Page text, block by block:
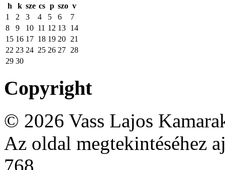
h
k sze cs p szo v
1
2 3 4 5 6
7
8
9 10 11 12 13 14
15 16 17 18 19 20 21
22 23 24 25 26 27 28
29 30
Copyright
© 2026 Vass Lajos
Az oldal megtekintéséhez